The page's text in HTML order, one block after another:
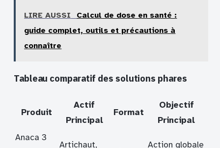
LIRE AUSSI
Calcul de dose en santé :
guide complet, outils et précautions à
connaître
Tableau comparatif des solutions phares
Produit
Actif
Principal
Format
Objectif
Principal
Anaca 3
Artichaut,
Action globale